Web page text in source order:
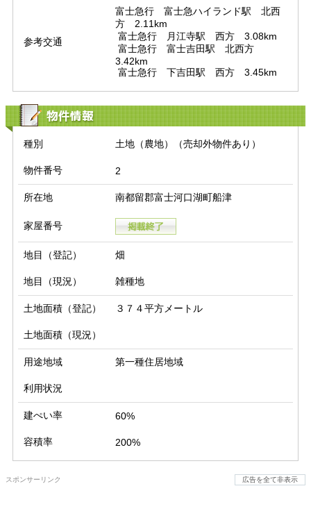
参考交通
富士急行　富士急ハイランド駅　北西
方　2.11km
3.42km
富士急行　下吉田駅　西方　3.45km
物件情報
種別 土地（農地）（売却外物件あり）
物件番号 2
所在地 南都留郡富士河口湖町船津
家屋番号
地目（登記） 畑
地目（現況） 雑種地
土地面積（登記） ３７４平方メートル
土地面積（現況）
用途地域 第一種住居地域
利用状況
建ぺい率 60%
容積率 200%
スポンサーリンク 広告を全て非表示